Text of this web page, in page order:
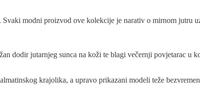
modni proizvod ove kolekcije je narativ o mirnom jutru
dodir jutarnjeg sunca na koži te blagi večernji povjetarac u
krajolika, a upravo prikazani modeli teže